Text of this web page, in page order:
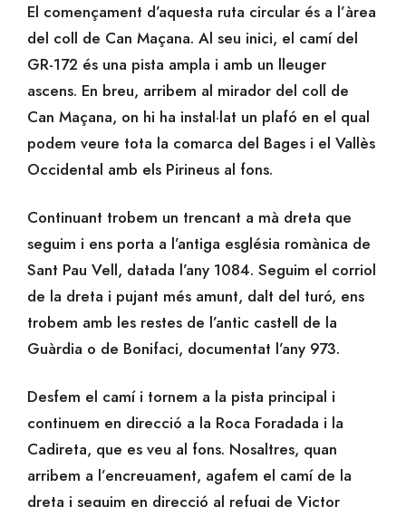
El començament d’aquesta ruta circular és a l’àrea
del coll de Can Maçana. Al seu inici, el camí del
GR-172 és una pista ampla i amb un lleuger
ascens. En breu, arribem al mirador del coll de
Can Maçana, on hi ha instal·lat un plafó en el qual
podem veure tota la comarca del Bages i el Vallès
Occidental amb els Pirineus al fons.
Continuant trobem un trencant a mà dreta que
seguim i ens porta a l’antiga església romànica de
Sant Pau Vell, datada l’any 1084. Seguim el corriol
de la dreta i pujant més amunt, dalt del turó, ens
trobem amb les restes de l’antic castell de la
Guàrdia o de Bonifaci, documentat l’any 973.
Desfem el camí i tornem a la pista principal i
continuem en direcció a la Roca Foradada i la
Cadireta, que es veu al fons. Nosaltres, quan
arribem a l’encreuament, agafem el camí de la
dreta i seguim en direcció al refugi de Victor